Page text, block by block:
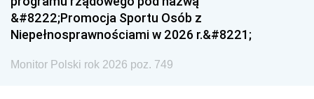
&#8222;Promocja Sportu Osób z
Niepełnosprawnościami w 2026 r.&#8221;
Monitor Polski rok 2026 poz. 749